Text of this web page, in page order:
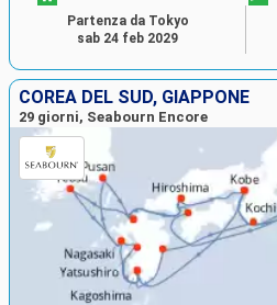
Partenza da Tokyo
sab 24 feb 2029
COREA DEL SUD, GIAPPONE
29 giorni, Seabourn Encore